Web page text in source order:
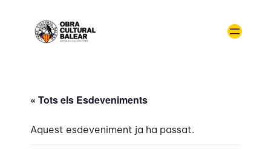
« Tots els Esdeveniments
Aquest esdeveniment ja ha passat.